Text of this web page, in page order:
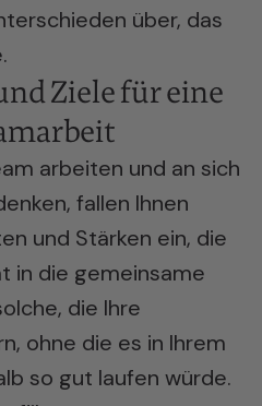
über, das
Ziele für eine
arbeiten und an sich
fallen Ihnen
und Stärken ein, die
in die gemeinsame
die Ihre
ohne die es in Ihrem
so gut laufen würde.